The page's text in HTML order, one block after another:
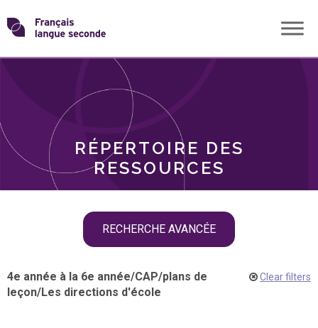
Skip
toTransformons
langue
RÉPERTOIRE DES
RESSOURCES
RECHERCHE AVANCÉE
THÈMES
4e année à la 6e année/CAP/plans de
leçon/Les directions d'école
Clear filters